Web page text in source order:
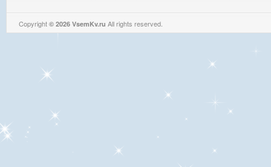
Copyright © 2026 VsemKv.ru All rights reserved.